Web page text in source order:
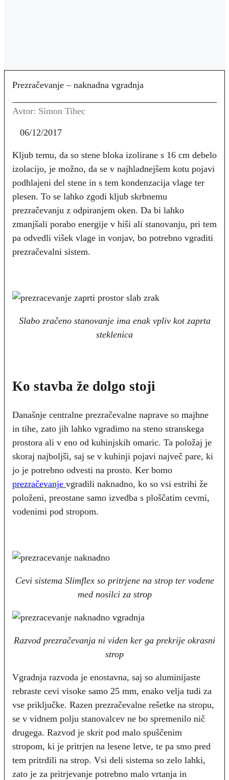
Prezračevanje – naknadna vgradnja
Avtor: Simon Tihec
06/12/2017
Kljub temu, da so stene bloka izolirane s 16 cm debelo
izolacijo, je možno, da se v najhladnejšem kotu pojavi
podhlajeni del stene in s tem kondenzacija vlage ter
plesen. To se lahko zgodi kljub skrbnemu
prezračevanju z odpiranjem oken. Da bi lahko
zmanjšali porabo energije v hiši ali stanovanju, pri tem
pa odvedli višek vlage in vonjav, bo potrebno vgraditi
prezračevalni sistem.
Slabo zračeno stanovanje ima enak vpliv kot zaprta
steklenica
Ko stavba že dolgo stoji
Današnje centralne prezračevalne naprave so majhne
in tihe, zato jih lahko vgradimo na steno stranskega
prostora ali v eno od kuhinjskih omaric. Ta položaj je
skoraj najboljši, saj se v kuhinji pojavi največ pare, ki
jo je potrebno odvesti na prosto. Ker bomo
prezračevanje vgradili naknadno, ko so vsi estrihi že
položeni, preostane samo izvedba s ploščatim cevmi,
vodenimi pod stropom.
Cevi sistema Slimflex so pritrjene na strop ter vodene
med nosilci za strop
Razvod prezračevanja ni viden ker ga prekrije okrasni
strop
Vgradnja razvoda je enostavna, saj so aluminijaste
rebraste cevi visoke samo 25 mm, enako velja tudi za
vse priključke. Razen prezračevalne rešetke na stropu,
se v vidnem polju stanovalcev ne bo spremenilo nič
drugega. Razvod je skrit pod malo spuščenim
stropom, ki je pritrjen na lesene letve, te pa smo pred
tem pritrdili na strop. Vsi deli sistema so zelo lahki,
zato je za pritrjevanje potrebno malo vrtanja in